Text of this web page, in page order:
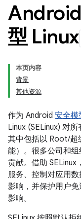
型 Linux
本页内容
背景
其他资源
作为 Android 安全模
Linux (SELinux) 对
其中包括以 Root/超
能）。很多公司和
贡献。借助
服务、控制对应用
影响，并保护用户
影响。